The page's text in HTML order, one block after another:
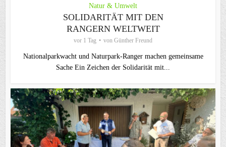
Natur & Umwelt
SOLIDARITÄT MIT DEN
RANGERN WELTWEIT
vor 1 Tag von Günther Freund
Nationalparkwacht und Naturpark-Ranger machen gemeinsame
Sache Ein Zeichen der Solidarität mit...